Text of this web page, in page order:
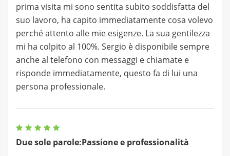
prima visita mi sono sentita subito soddisfatta del
suo lavoro, ha capito immediatamente cosa volevo
perché attento alle mie esigenze. La sua gentilezza
mi ha colpito al 100%. Sergio è disponibile sempre
anche al telefono con messaggi e chiamate e
risponde immediatamente, questo fa di lui una
persona professionale.
Due sole parole:Passione e professionalità